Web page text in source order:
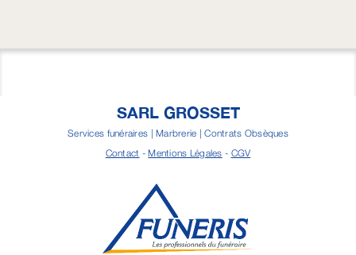
SARL GROSSET
Services funéraires | Marbrerie | Contrats Obsèques
Contact -Mentions Légales - CGV